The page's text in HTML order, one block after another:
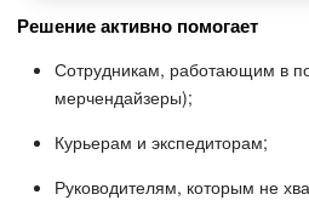
Решение активно помогает
Сотрудникам, работающим в
мерчендайзеры);
Курьерам и экспедиторам;
Руководителям, которым не